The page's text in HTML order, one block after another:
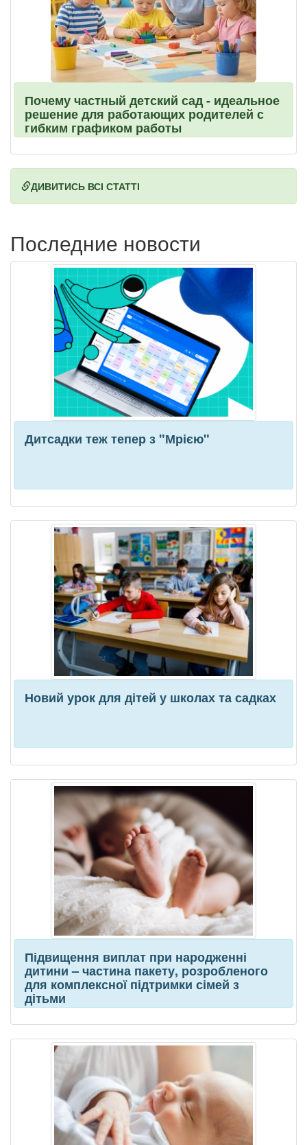
Почему частный детский сад - идеальное
решение для работающих родителей с
гибким графиком работы
ДИВИТИСЬ ВСІ СТАТТІ
Последние новости
Дитсадки теж тепер з "Мрією"
Новий урок для дітей у школах та садках
Підвищення виплат при народженні
дитини – частина пакету, розробленого
для комплексної підтримки сімей з
дітьми